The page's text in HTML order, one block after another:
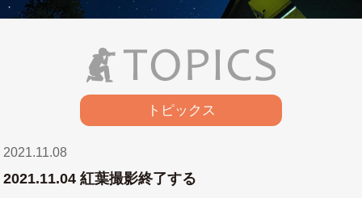
トピックス
2021.11.08
2021.11.04 紅葉撮影終了する